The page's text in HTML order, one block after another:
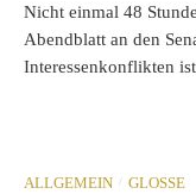
Nicht einmal 48
Abendblatt an den
Interessenkonflikten
ALLGEMEIN / GLOSSE